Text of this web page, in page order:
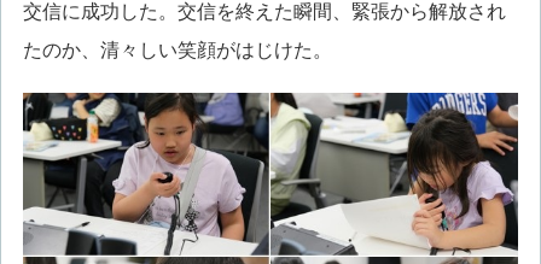
交信に成功した。交信を終えた瞬間、緊張から解放され
たのか、清々しい笑顔がはじけた。